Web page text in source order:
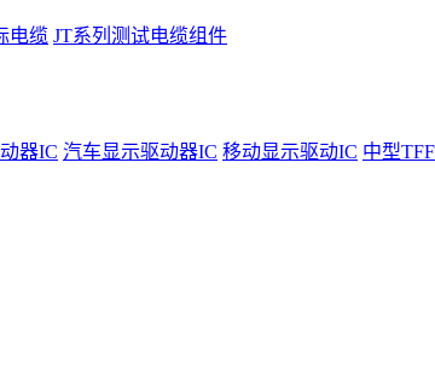
电缆 JT系列测试电缆组件
器IC 汽车显示驱动器IC 移动显示驱动IC 中型